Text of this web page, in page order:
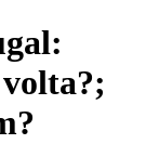
volta?;